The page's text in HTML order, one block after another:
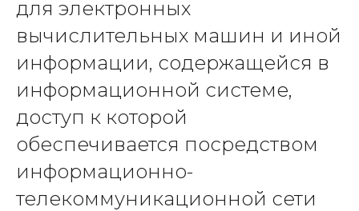
для электронных
вычислительных машин и иной
информации, содержащейся в
информационной системе,
доступ к которой
обеспечивается посредством
информационно-
телекоммуникационной сети